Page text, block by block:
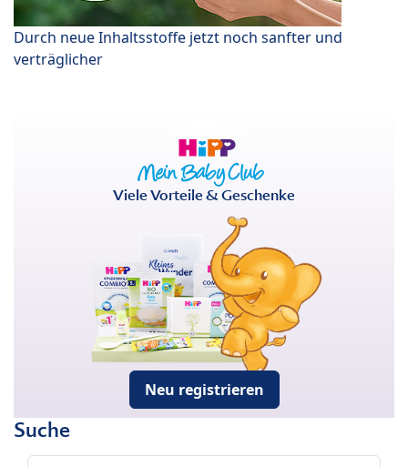
Durch neue Inhaltsstoffe jetzt noch sanfter und
verträglicher
Viele Vorteile & Geschenke
Neu registrieren
Suche